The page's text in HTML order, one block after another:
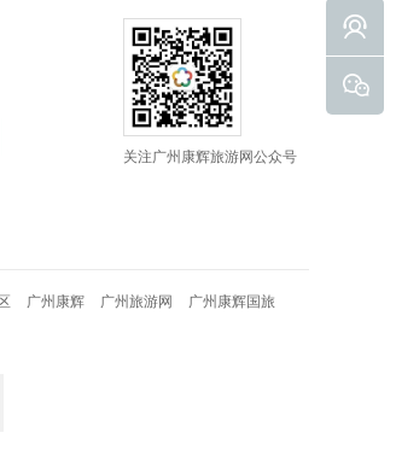
关注广州康辉旅游网公众号
广州康辉 广州旅游网
广州康辉国旅